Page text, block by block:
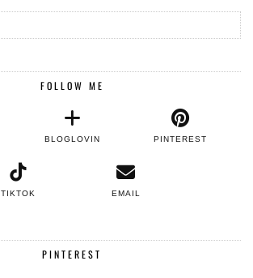
FOLLOW ME
BLOGLOVIN PINTEREST
TIKTOK EMAIL
PINTEREST